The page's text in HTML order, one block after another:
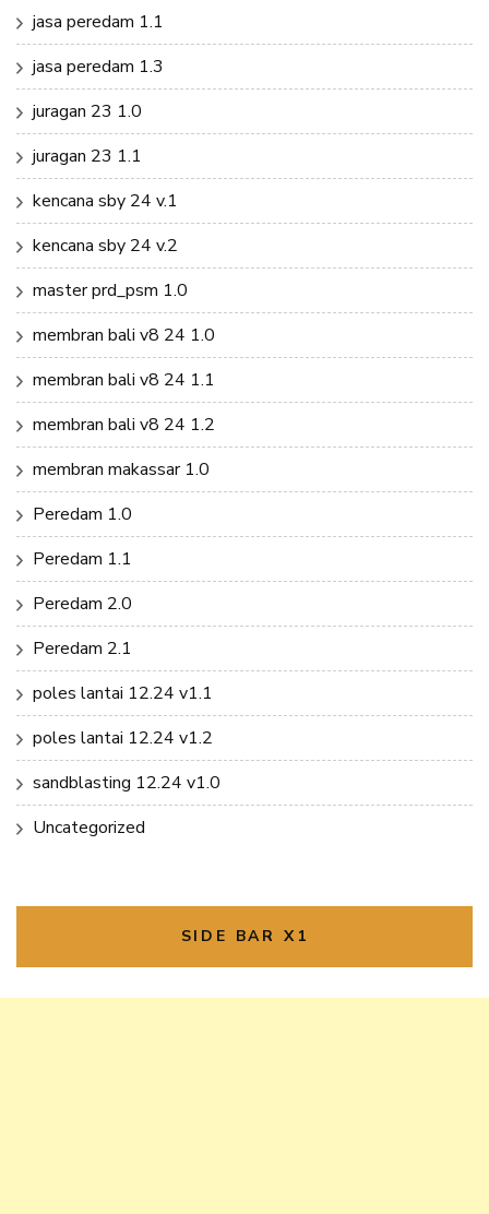
jasa peredam 1.1
jasa peredam 1.3
juragan 23 1.0
juragan 23 1.1
kencana sby 24 v.1
kencana sby 24 v.2
master prd_psm 1.0
membran bali v8 24 1.0
membran bali v8 24 1.1
membran bali v8 24 1.2
membran makassar 1.0
Peredam 1.0
Peredam 1.1
Peredam 2.0
Peredam 2.1
poles lantai 12.24 v1.1
poles lantai 12.24 v1.2
sandblasting 12.24 v1.0
Uncategorized
SIDE BAR X1